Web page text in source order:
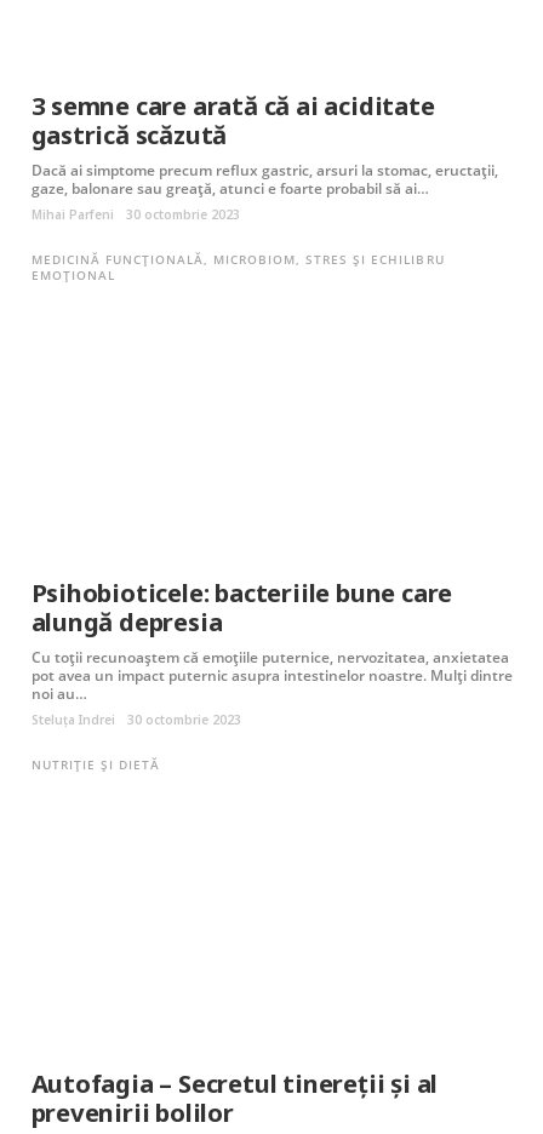
3 semne care arată că ai aciditate
gastrică scăzută
Dacă ai simptome precum reflux gastric, arsuri la stomac, eructații,
gaze, balonare sau greață, atunci e foarte probabil să ai…
Mihai Parfeni 30 octombrie 2023
MEDICINĂ FUNCȚIONALĂ, MICROBIOM,STRES ȘI ECHILIBRU
EMOȚIONAL
Psihobioticele: bacteriile bune care
alungă depresia
Cu toții recunoaștem că emoțiile puternice, nervozitatea, anxietatea
pot avea un impact puternic asupra intestinelor noastre. Mulți dintre
noi au…
Steluța Indrei 30 octombrie 2023
NUTRIȚIE ȘI DIETĂ
Autofagia – Secretul tinereții și al
prevenirii bolilor